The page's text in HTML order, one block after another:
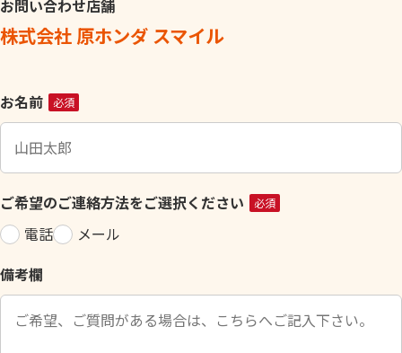
お問い合わせ店舗
株式会社 原ホンダ スマイル
こ
の
ィ
ー
ル
ド
空
の
お名前 必須
ご希望のご連絡方法をご選択ください 必須
電話
メール
備考欄